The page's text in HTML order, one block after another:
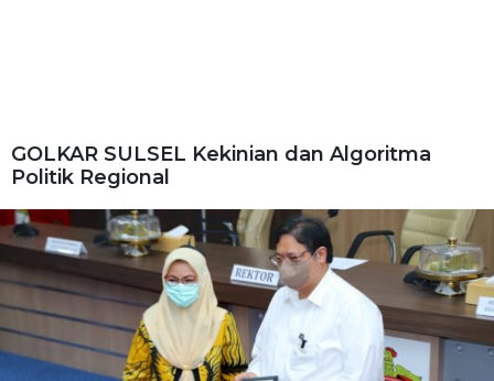
GOLKAR SULSEL Kekinian dan Algoritma
Politik Regional